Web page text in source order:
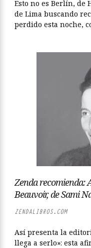
Esto no es Berlín, de
de Lima buscando
perdido esta noche,
Zenda recomienda:
Beauvoir, de Sami
ZENDALIBROS.COM
Así presenta la
llega a serlo»: esta